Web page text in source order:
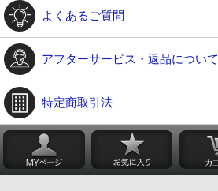
よくあるご質問
アフターサービス・返品について
特定商取引法